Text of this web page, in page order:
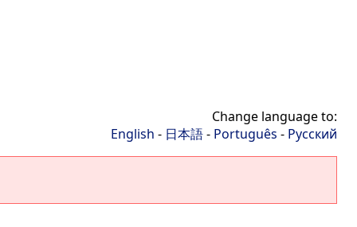
Change language to:
English - 日本語- Português - Русский